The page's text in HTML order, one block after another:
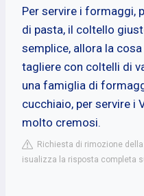
Per servire i formaggi,
di pasta, il coltello
semplice, allora la
tagliere con coltelli di
una famiglia di
cucchiaio, per servire i
molto cremosi.
Richiesta di rimozione
isualizza la risposta completa